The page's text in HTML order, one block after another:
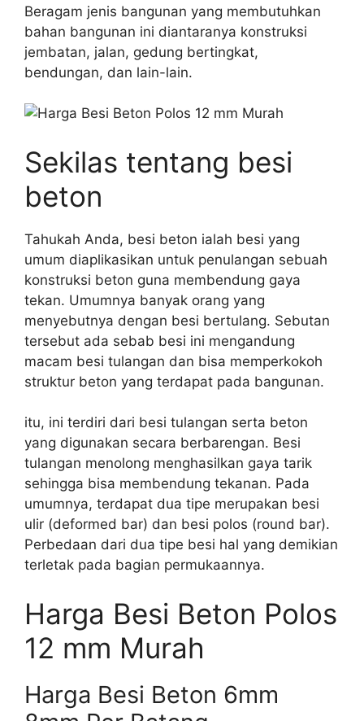
Beragam jenis bangunan yang membutuhkan
bahan bangunan ini diantaranya konstruksi
jembatan, jalan, gedung bertingkat,
bendungan, dan lain-lain.
Sekilas tentang besi
beton
Tahukah Anda, besi beton ialah besi yang
umum diaplikasikan untuk penulangan sebuah
konstruksi beton guna membendung gaya
tekan. Umumnya banyak orang yang
menyebutnya dengan besi bertulang. Sebutan
tersebut ada sebab besi ini mengandung
macam besi tulangan dan bisa memperkokoh
struktur beton yang terdapat pada bangunan.
itu, ini terdiri dari besi tulangan serta beton
yang digunakan secara berbarengan. Besi
tulangan menolong menghasilkan gaya tarik
sehingga bisa membendung tekanan. Pada
umumnya, terdapat dua tipe merupakan besi
ulir (deformed bar) dan besi polos (round bar).
Perbedaan dari dua tipe besi hal yang demikian
terletak pada bagian permukaannya.
Harga Besi Beton Polos
12 mm Murah
Harga Besi Beton 6mm